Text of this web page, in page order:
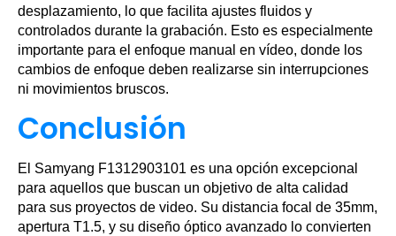
desplazamiento, lo que facilita ajustes fluidos y
controlados durante la grabación. Esto es especialmente
importante para el enfoque manual en vídeo, donde los
cambios de enfoque deben realizarse sin interrupciones
ni movimientos bruscos.
Conclusión
El Samyang F1312903101 es una opción excepcional
para aquellos que buscan un objetivo de alta calidad
para sus proyectos de video. Su distancia focal de 35mm,
apertura T1.5, y su diseño óptico avanzado lo convierten